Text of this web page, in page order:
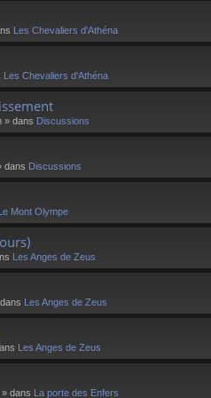
Les Chevaliers d'Athéna
Les Chevaliers d'Athéna
» dans Discussions
dans Discussions
Le Mont Olympe
Les Anges de Zeus
Les Anges de Zeus
Les Anges de Zeus
» dans La porte des Enfers